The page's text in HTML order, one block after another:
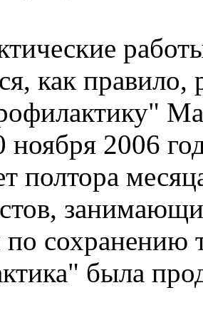
как правило,
ноября 2006
полтора
по сохранению
была